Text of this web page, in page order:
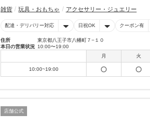
雑貨 玩具・おもちゃ アクセサリー・ジュエリー
配達・デリバリー対応 日祝OK クーポン有
住所
東京都八王子市八幡町７−１０
本日の営業状況 10:00〜19:00
月
火
10:00~19:00
店舗公式